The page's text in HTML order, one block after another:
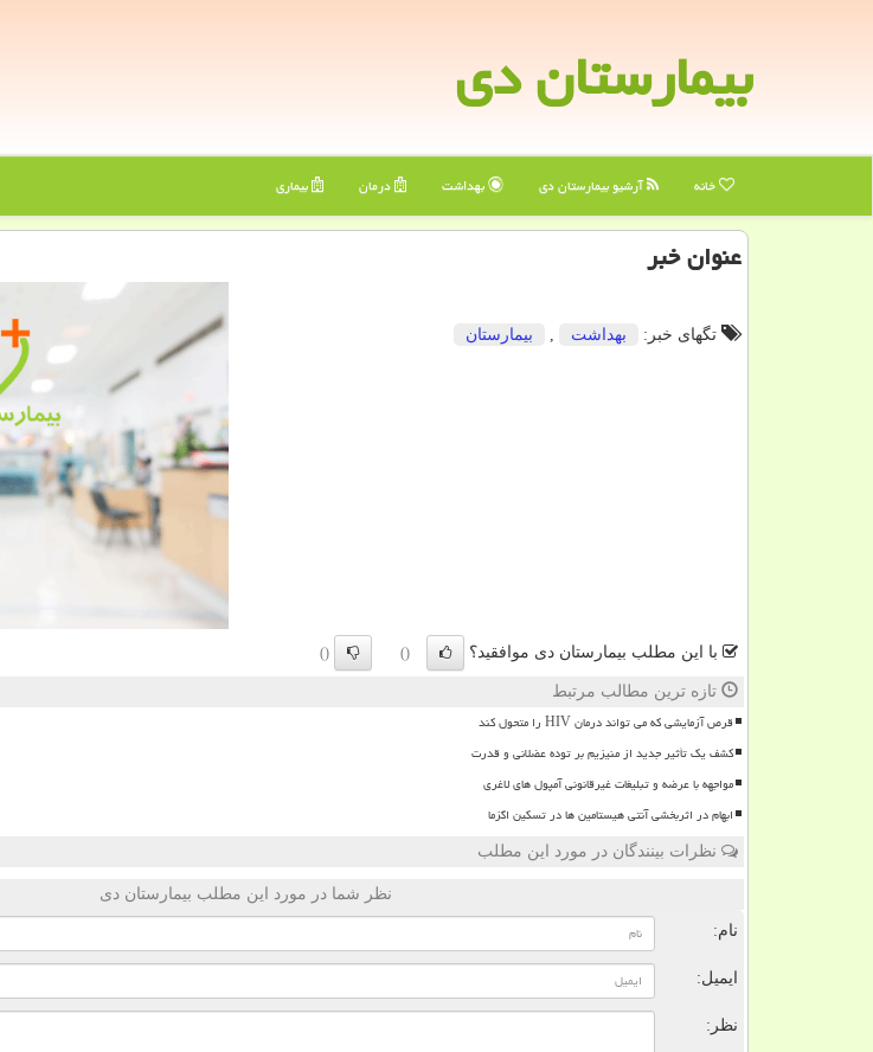
بیمارستان دی
خانه آرشیو بیمارستان دی بهداشت درمان بیماری
عنوان خبر
تگهای خبر: بهداشت , بیمارستان
با این مطلب بیمارستان دی موافقید؟ ()
()
تازه ترین مطالب مرتبط
قرص آزمایشی که می تواند درمان HIV را متحول کند
کشف یک تأثیر جدید از منیزیم بر توده عضلانی و قدرت
مواجهه با عرضه و تبلیغات غیرقانونی آمپول های لاغری
ابهام در اثربخشی آنتی هیستامین ها در تسکین اگزما
نظرات بینندگان در مورد این مطلب
نظر شما در مورد این مطلب بیمارستان دی
نام:
ایمیل:
نظر: